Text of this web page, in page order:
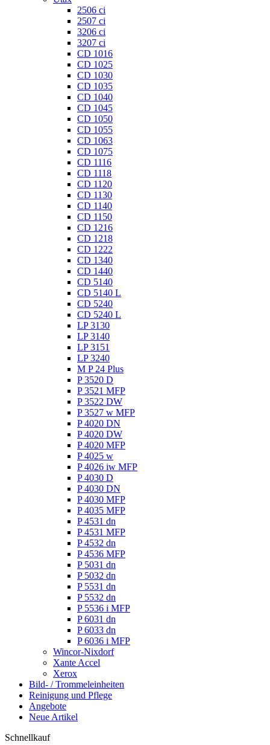
2506 ci
2507 ci
3206 ci
3207 ci
CD 1016
CD 1025
CD 1030
CD 1035
CD 1040
CD 1045
CD 1050
CD 1055
CD 1063
CD 1075
CD 1116
CD 1118
CD 1120
CD 1130
CD 1140
CD 1150
CD 1216
CD 1218
CD 1222
CD 1340
CD 1440
CD 5140
CD 5140 L
CD 5240
CD 5240 L
LP 3130
LP 3140
LP 3151
LP 3240
M P 24 Plus
P 3520 D
P 3521 MFP
P 3522 DW
P 3527 w MFP
P 4020 DN
P 4020 DW
P 4020 MFP
P 4025 w
P 4026 iw MFP
P 4030 D
P 4030 DN
P 4030 MFP
P 4035 MFP
P 4531 dn
P 4531 MFP
P 4532 dn
P 4536 MFP
P 5031 dn
P 5032 dn
P 5531 dn
P 5532 dn
P 5536 i MFP
P 6031 dn
P 6033 dn
P 6036 i MFP
Wincor-Nixdorf
Xante Accel
Xerox
Bild- / Trommeleinheiten
Reinigung und Pflege
Angebote
Neue Artikel
Schnellkauf